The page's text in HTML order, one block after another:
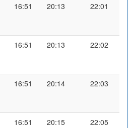
16:51 20:13 22:01
16:51 20:13 22:02
16:51 20:14 22:03
16:51 20:15 22:05